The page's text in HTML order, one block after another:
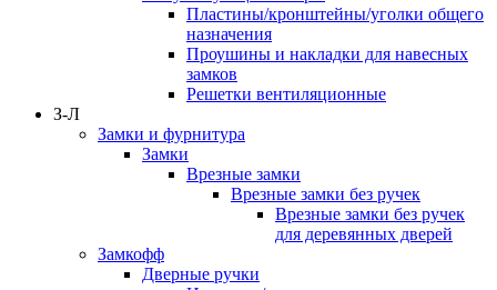
Пластины/кронштейны/уголки общего
назначения
Проушины и накладки для навесных
замков
Решетки вентиляционные
З-Л
Замки и фурнитура
Замки
Врезные замки
Врезные замки без ручек
Врезные замки без ручек
для деревянных дверей
Замкофф
Дверные ручки